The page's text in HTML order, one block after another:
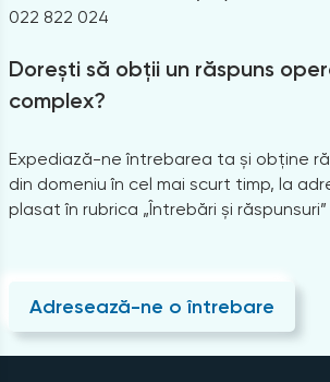
022 822 024
Dorești să obții un răspuns
complex?
Expediază-ne întrebarea ta și obține
din domeniu în cel mai scurt timp, la
plasat în rubrica „Întrebări și răspunsuri”
Adresează-ne o întrebare